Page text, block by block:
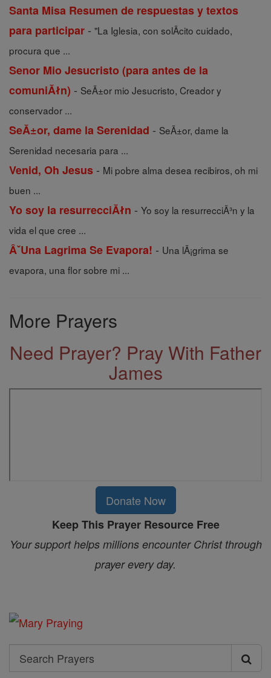
Santa Misa Resumen de respuestas y textos
para participar - "La Iglesia, con solÃ­cito cuidado,
procura que ...
Senor Mio Jesucristo (para antes de la
comuniĂłn) - SeÃ±or mio Jesucristo, Creador y
conservador ...
SeĂ±or, dame la Serenidad - SeÃ±or, dame la
Serenidad necesaria para ...
Venid, Oh Jesus - Mi pobre alma desea recibiros, oh mi
buen ...
Yo soy la resurrecciĂłn - Yo soy la resurrecciÃ³n y la
vida el que cree ...
ÂˇUna Lagrima Se Evapora! - Una lÃ¡grima se
evapora, una flor sobre mi ...
More Prayers
Need Prayer? Pray With Father
James
Donate Now
Keep This Prayer Resource Free
Your support helps millions encounter Christ through
prayer every day.
Search
Search